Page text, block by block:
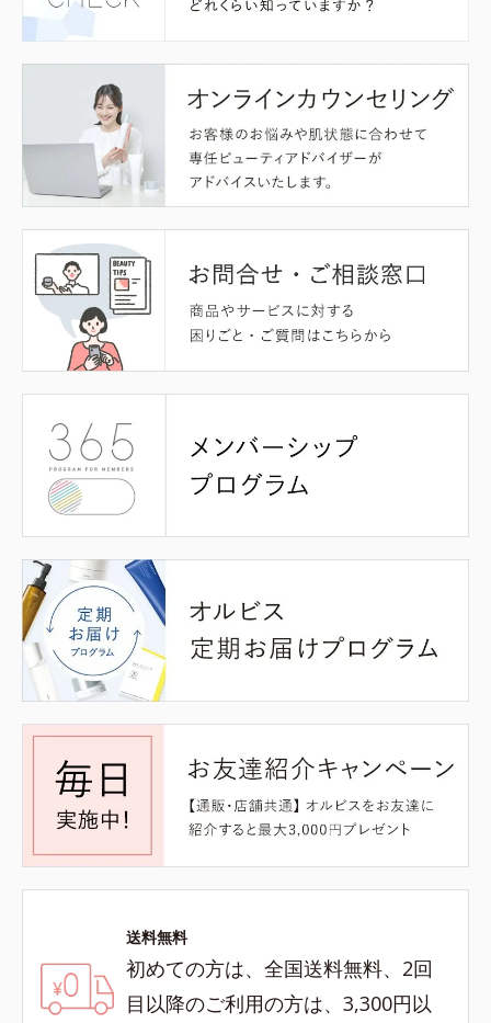
送料無料
初めての方は、全国送料無料、2回
目以降のご利用の方は、3,300円以